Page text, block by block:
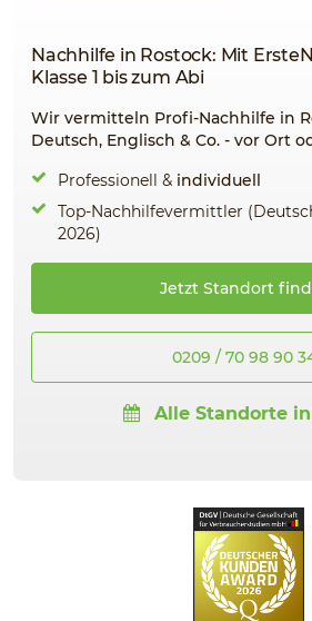
Nachhilfe in Rostock: Mit
Klasse 1 bis zum Abi
Wir vermitteln Profi-Nachhilfe in
Deutsch, Englisch & Co. - vor Ort
Professionell & individuell
Top-Nachhilfevermittler
2026)
Jetzt Standort
0209 / 70 98 90
Alle Standorte